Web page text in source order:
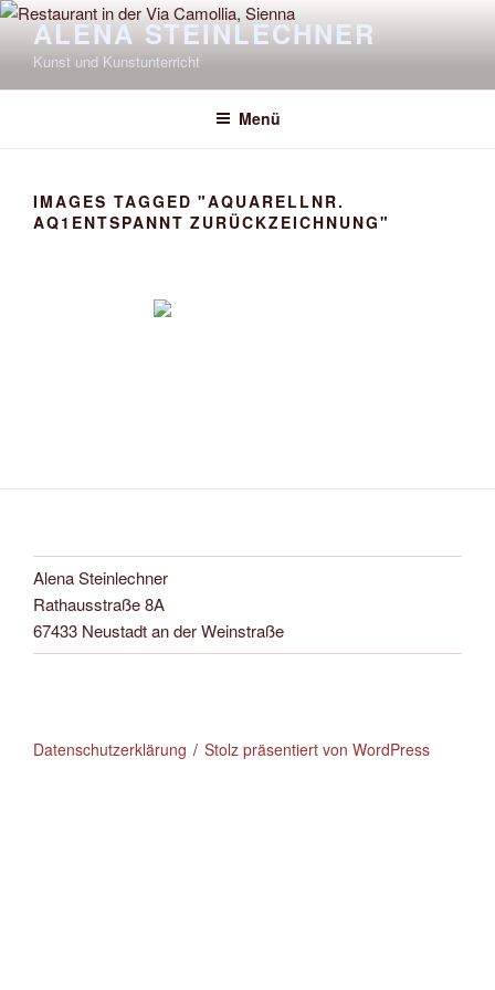
Zum
Inhalt
springen
ALENA STEINLECHNER
Kunst und Kunstunterricht
Menü
IMAGES TAGGED "AQUARELLNR.
AQ1ENTSPANNT ZURÜCKZEICHNUNG"
Alena Steinlechner
Rathausstraße 8A
67433 Neustadt an der Weinstraße
Datenschutzerklärung Stolz präsentiert von WordPress